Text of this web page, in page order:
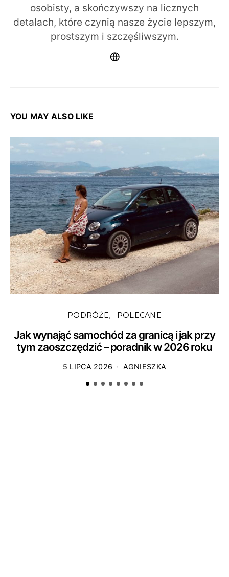
osobisty, a skończywszy na licznych
detalach, które czynią nasze życie lepszym,
prostszym i szczęśliwszym.
YOU MAY ALSO LIKE
PODRÓŻE POLECANE
Jak wynająć samochód za granicą i jak przy
tym zaoszczędzić – poradnik w 2026 roku
5 LIPCA 2026 AGNIESZKA